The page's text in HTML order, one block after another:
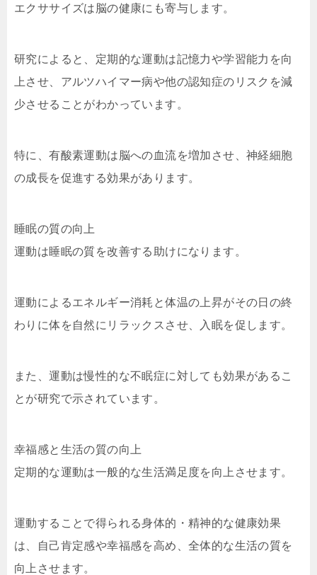
エクササイズは脳の健康にも寄与します。
研究によると、定期的な運動は記憶力や学習能力を向
上させ、アルツハイマー病や他の認知症のリスクを減
少させることがわかっています。
特に、有酸素運動は脳への血流を増加させ、神経細胞
の成長を促進する効果があります。
睡眠の質の向上
運動は睡眠の質を改善する助けになります。
運動によるエネルギー消耗と体温の上昇がその日の終
わりに体を自然にリラックスさせ、入眠を促します。
また、運動は慢性的な不眠症に対しても効果があるこ
とが研究で示されています。
幸福感と生活の質の向上
定期的な運動は一般的な生活満足度を向上させます。
運動することで得られる身体的・精神的な健康効果
は、自己肯定感や幸福感を高め、全体的な生活の質を
向上させます。